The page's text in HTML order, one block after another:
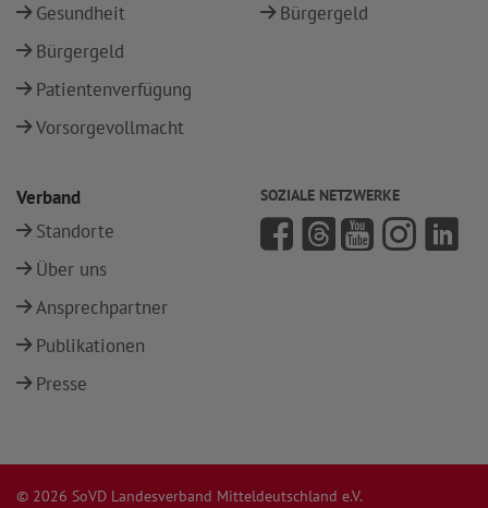
Gesundheit
Bürgergeld
Patientenverfügung
Vorsorgevollmacht
Bürgergeld
Verband
Standorte
Über uns
Ansprechpartner
Publikationen
Presse
SOZIALE NETZWERKE
© 2026 SoVD Landesverband Mitteldeutschland e.V.